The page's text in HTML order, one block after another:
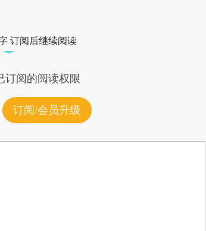
订阅后继续阅读
阅的阅读权限
订阅/会员升级